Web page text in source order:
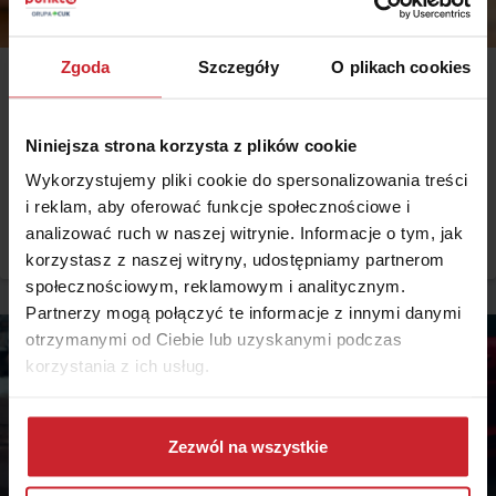
Zgoda Szczegóły O plikach cookies
Niniejsza strona korzysta z plików cookie
Wykorzystujemy pliki cookie do spersonalizowania treści
i reklam, aby oferować funkcje społecznościowe i
analizować ruch w naszej witrynie. Informacje o tym, jak
korzystasz z naszej witryny, udostępniamy partnerom
społecznościowym, reklamowym i analitycznym.
Partnerzy mogą połączyć te informacje z innymi danymi
otrzymanymi od Ciebie lub uzyskanymi podczas
korzystania z ich usług.
Dowiedz się więcej na temat tego, kim jesteśmy, jak
można się z nami skontaktować i w jaki sposób
przetwarzamy dane osobowe w ramachPolityki
Zezwól na wszystkie
2025.11.14 •Samochód
się, czy dokument jest już gotowy do odbioru? Podpowiadamy, w jaki
sposób najwygodniej i najszybciej zweryfikować, czy możesz już udać
się do wydziału komunikacji po gotowy dowód rejestracyjny. Ile czasu
masz na jego odbiór i jaki jest standardowy czas oczekiwania na
wydanie dokumentu?
Czytaj więcej